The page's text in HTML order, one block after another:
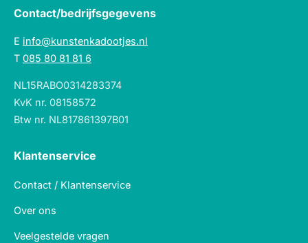
Contact/bedrijfsgegevens
E info@kunstenkadootjes.nl
T 085 80 81 81 6
NL15RABO0314283374
KvK nr. 08158572
Btw nr. NL817861397B01
Klantenservice
Contact / Klantenservice
Over ons
Veelgestelde vragen